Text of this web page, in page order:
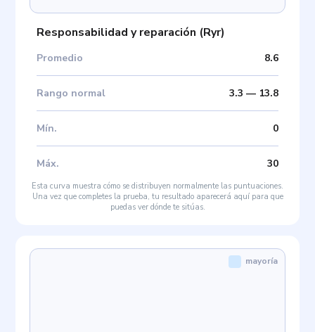
Responsabilidad y reparación (Ryr)
Promedio 8.6
Rango normal 3.3 — 13.8
Mín. 0
Máx. 30
Esta curva muestra cómo se distribuyen normalmente las puntuaciones.
Una vez que completes la prueba, tu resultado aparecerá aquí para que
puedas ver dónde te sitúas.
mayoría